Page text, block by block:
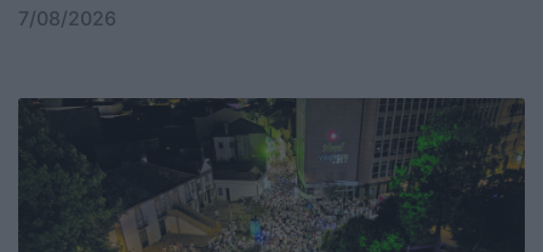
7/08/2026